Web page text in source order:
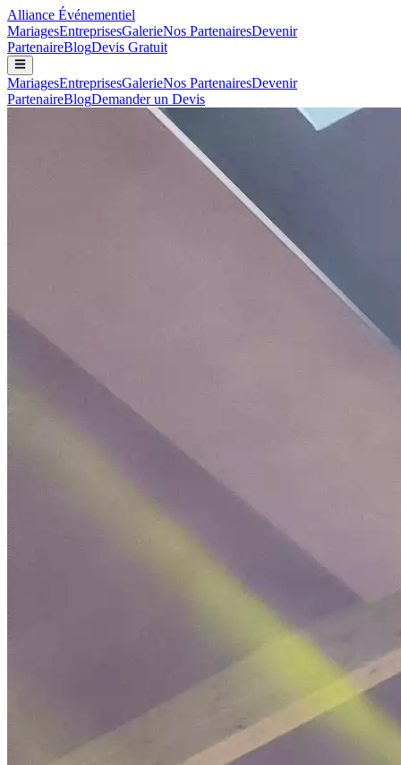
Alliance Événementiel
MariagesEntreprisesGalerieNos PartenairesDevenir
PartenaireBlogDevis Gratuit
MariagesEntreprisesGalerieNos PartenairesDevenir
PartenaireBlogDemander un Devis